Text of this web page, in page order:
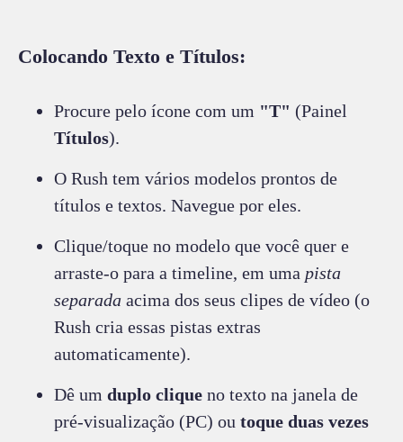
Colocando Texto e Títulos:
Procure pelo ícone com um "T" (Painel
Títulos).
O Rush tem vários modelos prontos de
títulos e textos. Navegue por eles.
Clique/toque no modelo que você quer e
arraste-o para a timeline, em uma pista
separada acima dos seus clipes de vídeo (o
Rush cria essas pistas extras
automaticamente).
Dê um duplo clique no texto na janela de
pré-visualização (PC) ou toque duas vezes